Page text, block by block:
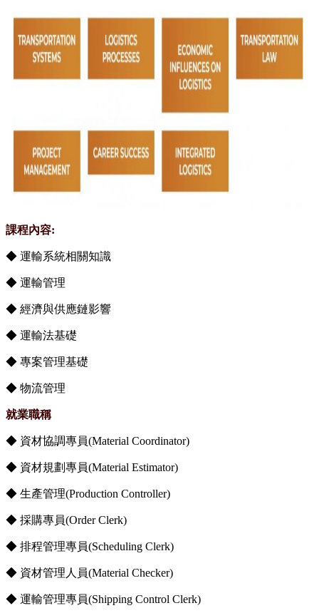
課程內容:
◆ 運輸系統相關知識
◆ 運輸管理
◆ 經濟與供應鏈影響
◆ 運輸法基礎
◆ 專案管理基礎
◆ 物流管理
就業職稱
◆ 資材協調專員(Material Coordinator)
◆ 資材規劃專員(Material Estimator)
◆ 生產管理(Production Controller)
◆ 採購專員(Order Clerk)
◆ 排程管理專員(Scheduling Clerk)
◆ 資材管理人員(Material Checker)
◆ 運輸管理專員(Shipping Control Clerk)